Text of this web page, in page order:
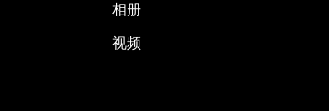
相册
视频